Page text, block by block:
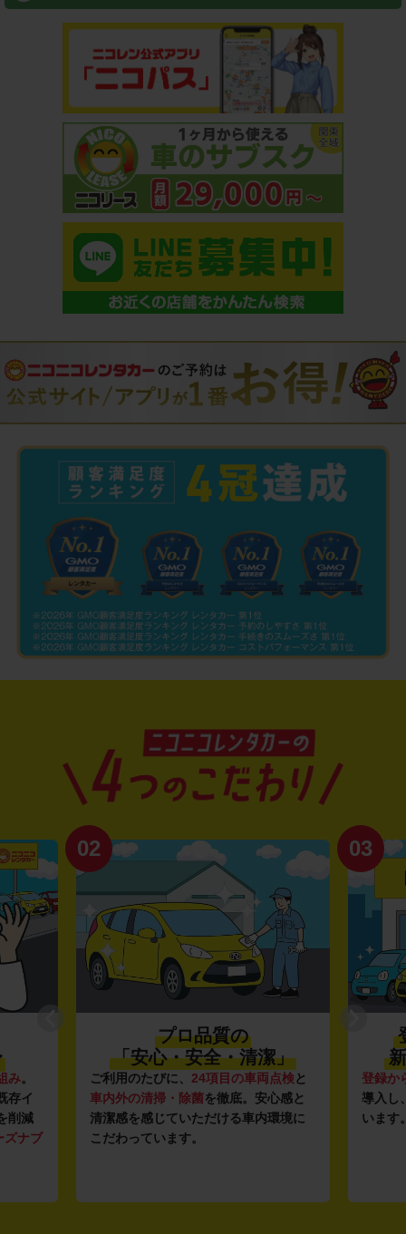
み。
存イ
削減
ズナブ
02
プロ品質の
「安心・安全・清潔」
ご利用のたびに、 24項目の車両点検と
車内外の清掃・除菌を徹底。安心感と
清潔感を感じていただける車内環境に
こだわっています。
03
登録か
導入し
います